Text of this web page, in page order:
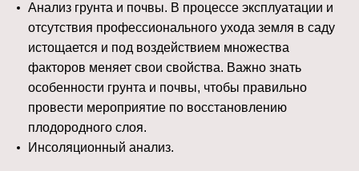
Анализ грунта и почвы. В процессе эксплуатации и
отсутствия профессионального ухода земля в саду
истощается и под воздействием множества
факторов меняет свои свойства. Важно знать
особенности грунта и почвы, чтобы правильно
провести мероприятие по восстановлению
плодородного слоя.
Инсоляционный анализ.